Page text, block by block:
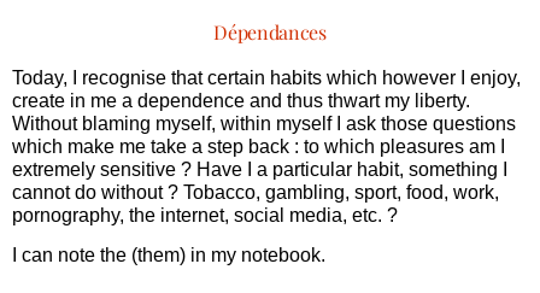
Dépendances
Today, I recognise that certain habits which however I enjoy,
create in me a dependence and thus thwart my liberty.
Without blaming myself, within myself I ask those questions
which make me take a step back : to which pleasures am I
extremely sensitive ? Have I a particular habit, something I
cannot do without ? Tobacco, gambling, sport, food, work,
pornography, the internet, social media, etc. ?
I can note the (them) in my notebook.